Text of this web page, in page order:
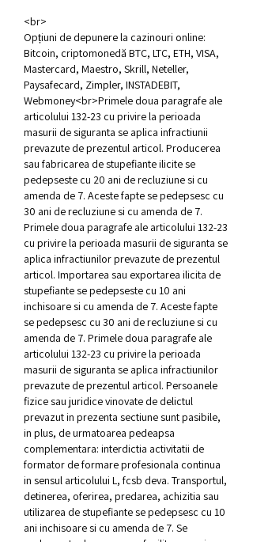
<br>
Opțiuni de depunere la cazinouri online:
Bitcoin, criptomonedă BTC, LTC, ETH, VISA,
Mastercard, Maestro, Skrill, Neteller,
Paysafecard, Zimpler, INSTADEBIT,
Webmoney<br>Primele doua paragrafe ale
articolului 132-23 cu privire la perioada
masurii de siguranta se aplica infractiunii
prevazute de prezentul articol. Producerea
sau fabricarea de stupefiante ilicite se
pedepseste cu 20 ani de recluziune si cu
amenda de 7. Aceste fapte se pedepsesc cu
30 ani de recluziune si cu amenda de 7.
Primele doua paragrafe ale articolului 132-23
cu privire la perioada masurii de siguranta se
aplica infractiunilor prevazute de prezentul
articol. Importarea sau exportarea ilicita de
stupefiante se pedepseste cu 10 ani
inchisoare si cu amenda de 7. Aceste fapte
se pedepsesc cu 30 ani de recluziune si cu
amenda de 7. Primele doua paragrafe ale
articolului 132-23 cu privire la perioada
masurii de siguranta se aplica infractiunilor
prevazute de prezentul articol. Persoanele
fizice sau juridice vinovate de delictul
prevazut in prezenta sectiune sunt pasibile,
in plus, de urmatoarea pedeapsa
complementara: interdictia activitatii de
formator de formare profesionala continua
in sensul articolului L, fcsb deva. Transportul,
detinerea, oferirea, predarea, achizitia sau
utilizarea de stupefiante se pedepsesc cu 10
ani inchisoare si cu amenda de 7. Se